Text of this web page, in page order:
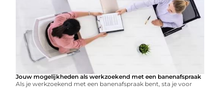
Jouw mogelijkheden als werkzoekend met een banenafspraak
Als je werkzoekend met een banenafspraak bent, sta je voor